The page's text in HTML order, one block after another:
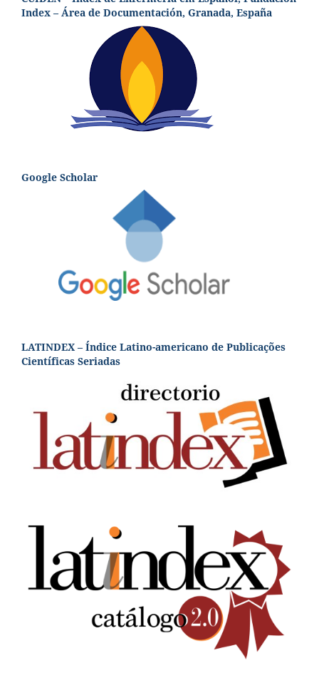
Index – Área de Documentación, Granada, España
Google Scholar
LATINDEX – Índice Latino-americano de Publicações
Científicas Seriadas